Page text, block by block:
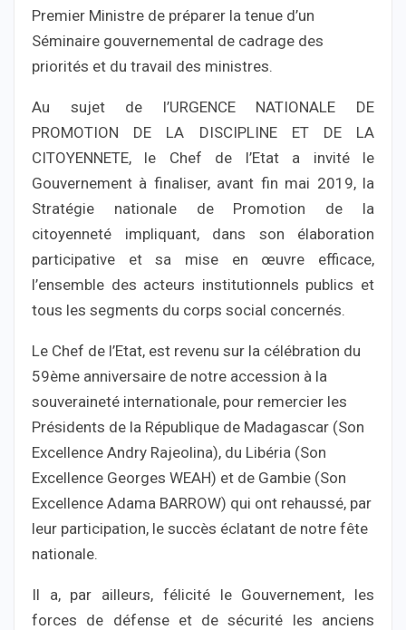
Premier Ministre de préparer la tenue d’un
Séminaire gouvernemental de cadrage des
priorités et du travail des ministres.
Au sujet de l’URGENCE NATIONALE DE
PROMOTION DE LA DISCIPLINE ET DE LA
CITOYENNETE, le Chef de l’Etat a invité le
Gouvernement à finaliser, avant fin mai 2019, la
Stratégie nationale de Promotion de la
citoyenneté impliquant, dans son élaboration
participative et sa mise en œuvre efficace,
l’ensemble des acteurs institutionnels publics et
tous les segments du corps social concernés.
Le Chef de l’Etat, est revenu sur la célébration du
59ème anniversaire de notre accession à la
souveraineté internationale, pour remercier les
Présidents de la République de Madagascar (Son
Excellence Andry Rajeolina), du Libéria (Son
Excellence Georges WEAH) et de Gambie (Son
Excellence Adama BARROW) qui ont rehaussé, par
leur participation, le succès éclatant de notre fête
nationale.
Il a, par ailleurs, félicité le Gouvernement, les
forces de défense et de sécurité les anciens